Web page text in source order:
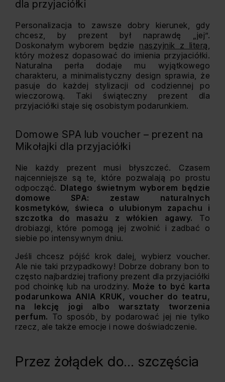
dla przyjaciółki
Personalizacja to zawsze dobry kierunek, gdy
chcesz, by prezent był naprawdę „jej”.
Doskonałym wyborem będzie naszyjnik z literą
który możesz dopasować do imienia przyjaciółki.
Naturalna perła dodaje mu wyjątkowego
charakteru, a minimalistyczny design sprawia, że
pasuje do każdej stylizacji od codziennej po
wieczorową. Taki świąteczny prezent dla
przyjaciółki staje się osobistym podarunkiem.
Domowe SPA lub voucher – prezent na
Mikołajki dla przyjaciółki
Nie każdy prezent musi błyszczeć. Czasem
najcenniejsze są te, które pozwalają po prostu
odpocząć. Dlatego świetnym wyborem będzie
domowe SPA: zestaw naturalnych
kosmetyków, świeca o ulubionym zapachu i
szczotka do masażu z włókien agawy. To
drobiazgi, które pomogą jej zwolnić i zadbać o
siebie po intensywnym dniu.
Jeśli chcesz pójść krok dalej, wybierz voucher.
Ale nie taki przypadkowy! Dobrze dobrany bon to
często najbardziej trafiony prezent dla przyjaciółki
pod choinkę lub na urodziny. Może to być karta
podarunkowa ANIA KRUK, voucher do teatru,
na lekcję jogi albo warsztaty tworzenia
perfum. To sposób, by podarować jej nie tylko
rzecz, ale także emocje i nowe doświadczenie.
Przez żołądek do… szczęścia